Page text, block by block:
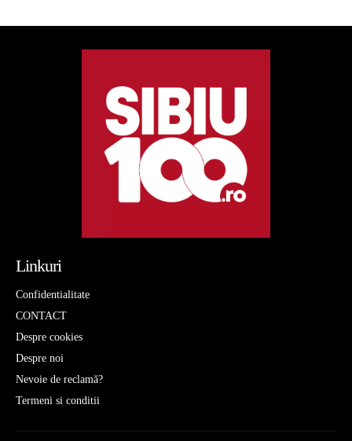
Linkuri
Confidentialitate
CONTACT
Despre cookies
Despre noi
Nevoie de reclamă?
Termeni si conditii